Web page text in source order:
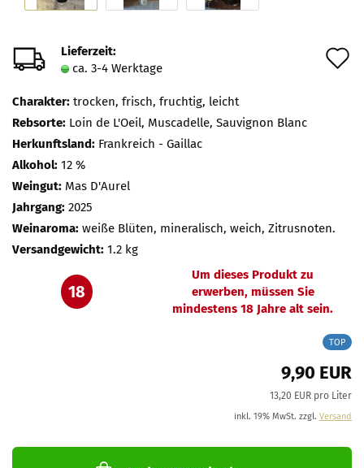
Lieferzeit:
ca. 3-4 Werktage
Charakter: trocken, frisch, fruchtig, leicht
Rebsorte: Loin de L'Oeil, Muscadelle, Sauvignon Blanc
Herkunftsland: Frankreich - Gaillac
Alkohol: 12 %
Weingut: Mas D'Aurel
Jahrgang: 2025
Weinaroma: weiße Blüten, mineralisch, weich, Zitrusnoten.
Versandgewicht: 1.2 kg
18
Um dieses Produkt zu
erwerben, müssen Sie
mindestens 18 Jahre alt sein.
TOP
9,90 EUR
13,20 EUR pro Liter
inkl. 19% MwSt. zzgl. Versand